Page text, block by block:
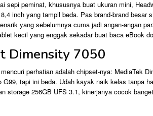
sepi peminat, khususnya buat ukuran mini,
inch yang tampil beda. Pas brand-brand besar
yang sebelumnya cuma jadi angan-angan
kecil yang enggak sekadar buat baca eBook
Dimensity 7050
perhatian adalah chipset-nya: MediaTek
tapi ini beda. Udah kayak naik kelas tanpa
storage 256GB UFS 3.1, kinerjanya cocok